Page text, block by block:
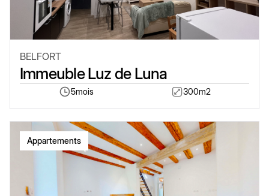
BELFORT
Immeuble Luz de Luna
5mois 300m2
Appartements